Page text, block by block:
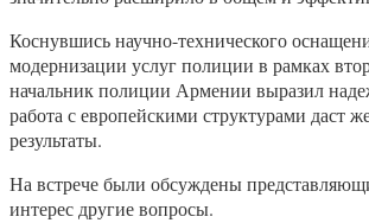
Коснувшись научно-технического
модернизации услуг полиции в рамках
начальник полиции Армении выразил
работа с европейскими структурами даст
результаты.
На встрече были обсуждены
интерес другие вопросы.